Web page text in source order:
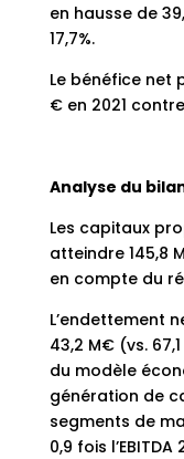
en hausse de
17,7%.
Le bénéfice net
€ en 2021
Analyse du
Les capitaux
atteindre 145,8
en compte du
L’endettement
43,2 M€ (vs.
du modèle
génération de
segments de
0,9 fois